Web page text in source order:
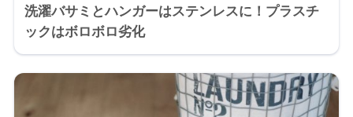
洗濯バサミとハンガーはステンレスに！プラスチ
ックはボロボロ劣化